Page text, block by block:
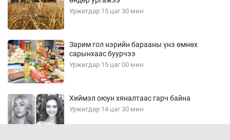
Уржигдар 15 цаг 30 мин
Зарим гол нэрийн барааны үнэ өмнөх
сарынхаас буурчээ
Уржигдар 15 цаг 00 мин
Хиймэл оюун хяналтаас гарч байна
Уржигдар 14 цаг 30 мин